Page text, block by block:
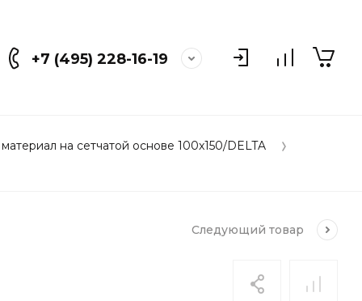
+7 (495) 228-16-19
на сетчатой основе 100x150/DELTA
Следующий товар